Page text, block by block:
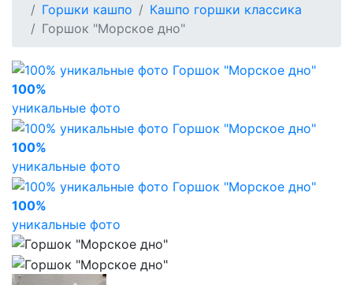
Горшки кашпо
Кашпо горшки классика
Горшок "Морское дно"
100%
уникальные фото
100%
уникальные фото
100%
уникальные фото